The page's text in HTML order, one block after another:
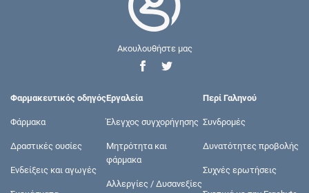
Ακουλουθήστε μας
Φαρμακευτικός οδηγός
Φάρμακα
Δραστικές ουσίες
Ενδείξεις και αγωγές
Εργαλεία
Έλεγχος συγχορήγησης
Μητρότητα και
φάρμακα
Αλλεργίες / Δυσανεξίες
Περί Γαληνού
Συνδρομές
Δυνατότητες προβολής
Συχνές ερωτήσεις